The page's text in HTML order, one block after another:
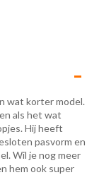
wat korter model.
als het wat
Hij heeft
pasvorm en
Wil je nog meer
hem ook super